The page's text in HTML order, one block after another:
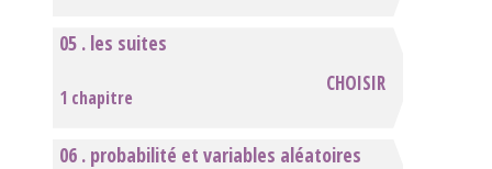
05 . les suites
CHOISIR
1 chapitre
06 . probabilité et variables aléatoires